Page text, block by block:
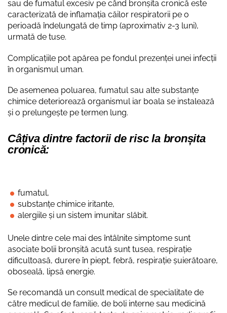
sau de fumatul excesiv pe când bronșita cronică este
caracterizată de inflamația căilor respiratorii pe o
perioadă îndelungată de timp (aproximativ 2-3 luni),
urmată de tuse.
Complicațiile pot apărea pe fondul prezenței unei infecții
în organismul uman.
De asemenea poluarea, fumatul sau alte substanțe
chimice deteriorează organismul iar boala se instalează
și o prelungește pe termen lung.
Câțiva dintre factorii de risc la bronșita
cronică:
fumatul,
substanțe chimice iritante,
alergiile și un sistem imunitar slăbit.
Unele dintre cele mai des întâlnite simptome sunt
asociate bolii bronșită acută sunt tusea, respirație
dificultoasă, durere în piept, febră, respirație șuierătoare,
oboseală, lipsă energie.
Se recomandă un consult medical de specialitate de
către medicul de familie, de boli interne sau medicină